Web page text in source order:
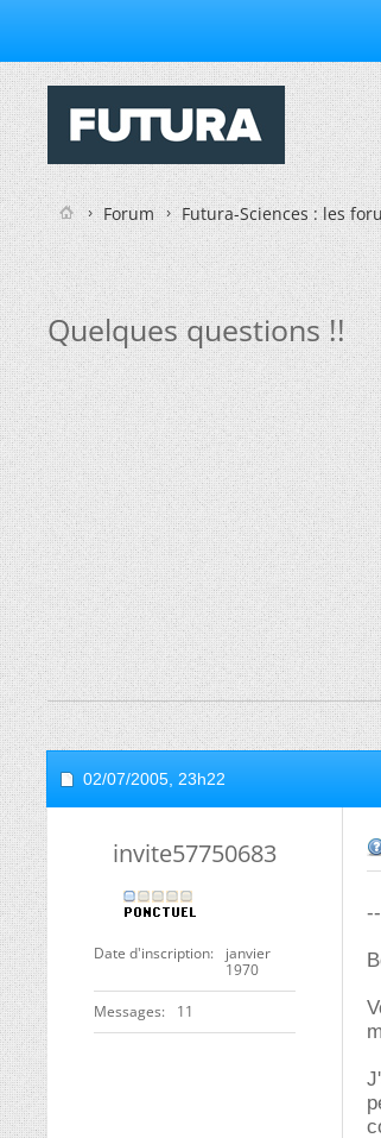
Forum Futura-Sciences : les
Quelques questions !!
02/07/2005, 23h22
invite57750683
Date d'inscription
janvier
1970
Messages 11